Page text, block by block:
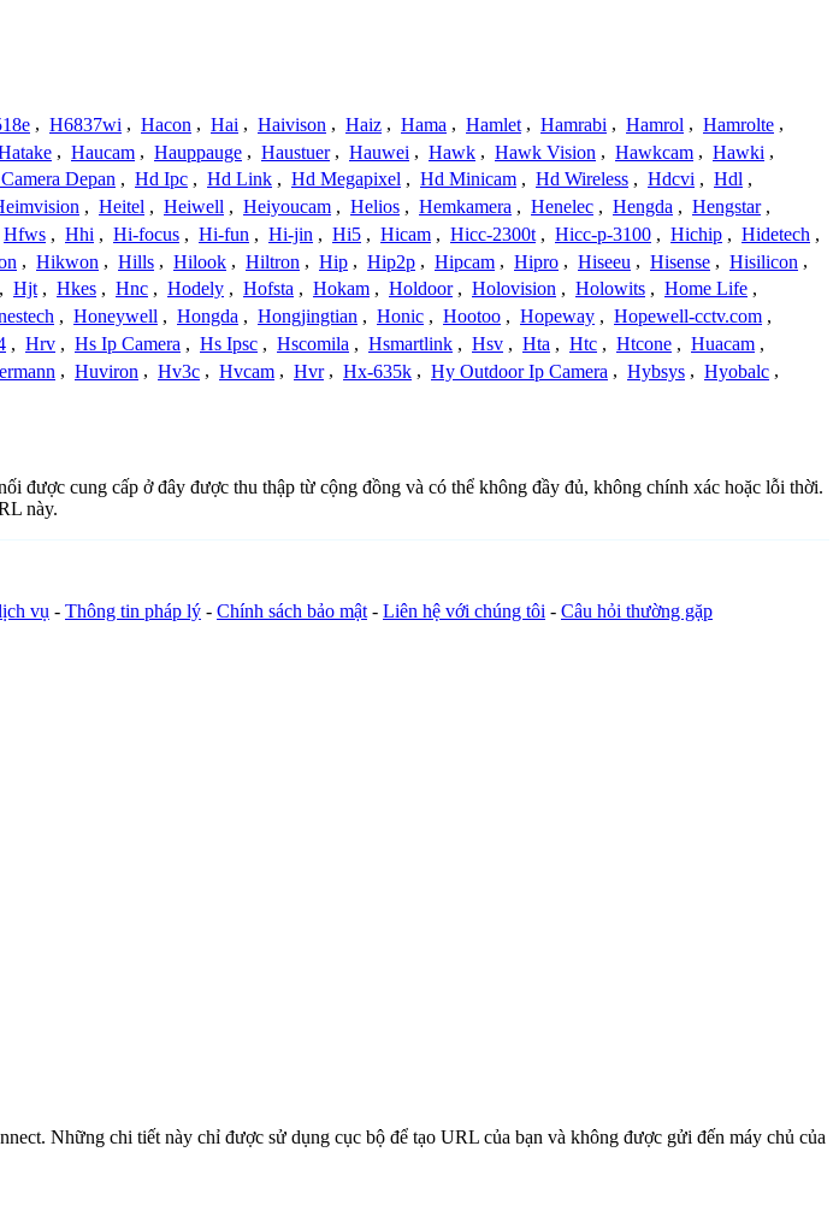
, H6837wi , Hacon , Hai , Haivison , Haiz , Hama , Hamlet , Hamrabi , Hamrol , Hamrolte ,
, Haucam , Hauppauge , Haustuer , Hauwei , Hawk , Hawk Vision , Hawkcam , Hawki ,
Depan , Hd Ipc , Hd Link , Hd Megapixel , Hd Minicam , Hd Wireless , Hdcvi , Hdl ,
, Heitel , Heiwell , Heiyoucam , Helios , Hemkamera , Henelec , Hengda , Hengstar ,
Hfws , Hhi , Hi-focus , Hi-fun , Hi-jin , Hi5 , Hicam , Hicc-2300t , Hicc-p-3100 , Hichip , Hidetech ,
, Hikwon , Hills , Hilook , Hiltron , Hip , Hip2p , Hipcam , Hipro , Hiseeu , Hisense , Hisilicon ,
, Hjt , Hkes , Hnc , Hodely , Hofsta , Hokam , Holdoor , Holovision , Holowits , Home Life ,
, Honeywell , Hongda , Hongjingtian , Honic , Hootoo , Hopeway , Hopewell-cctv.com ,
, Hrv , Hs Ip Camera , Hs Ipsc , Hscomila , Hsmartlink , Hsv , Hta , Htc , Htcone , Huacam ,
, Huviron , Hv3c , Hvcam , Hvr , Hx-635k , Hy Outdoor Ip Camera , Hybsys , Hyobalc ,
được cung cấp ở đây được thu thập từ cộng đồng và có thể không đầy đủ, không chính xác hoặc lỗi thời.
này.
vụ - Thông tin pháp lý - Chính sách bảo mật - Liên hệ với chúng tôi - Câu hỏi thường gặp
Những chi tiết này chỉ được sử dụng cục bộ để tạo URL của bạn và không được gửi đến máy chủ của